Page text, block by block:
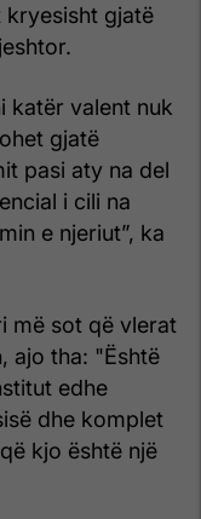
kryesisht gjatë
katër valent nuk
gjatë
pasi aty na del
i cili na
e njeriut”, ka
më sot që vlerat
ajo tha: "Është
edhe
dhe komplet
kjo është një